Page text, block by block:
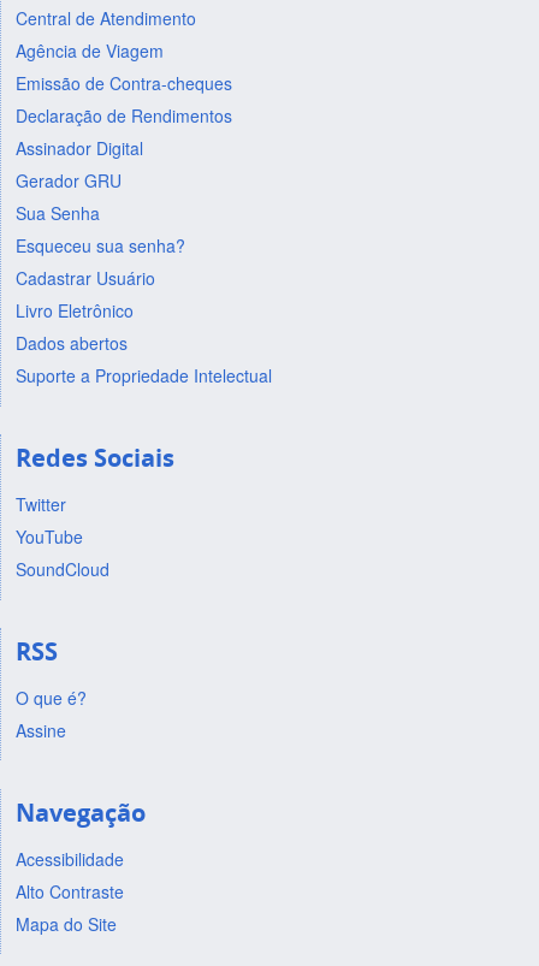
Central de Atendimento
Agência de Viagem
Emissão de Contra-cheques
Declaração de Rendimentos
Assinador Digital
Gerador GRU
Sua Senha
Esqueceu sua senha?
Cadastrar Usuário
Livro Eletrônico
Dados abertos
Suporte a Propriedade Intelectual
Redes Sociais
Twitter
YouTube
SoundCloud
RSS
O que é?
Assine
Navegação
Acessibilidade
Alto Contraste
Mapa do Site